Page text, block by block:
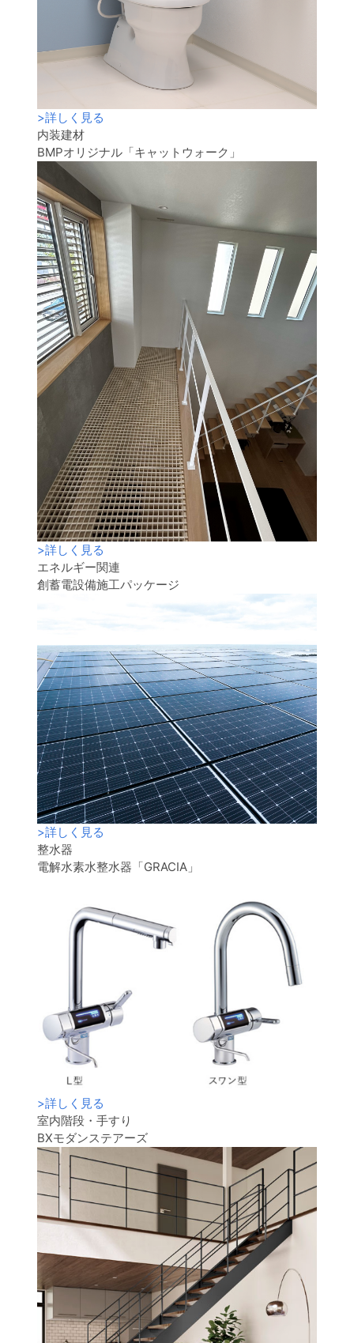
>詳しく見る
内装建材
BMPオリジナル「キャットウォーク」
>詳しく見る
エネルギー関連
創蓄電設備施工パッケージ
>詳しく見る
整水器
電解水素水整水器「GRACIA」
>詳しく見る
室内階段・手すり
BXモダンステアーズ